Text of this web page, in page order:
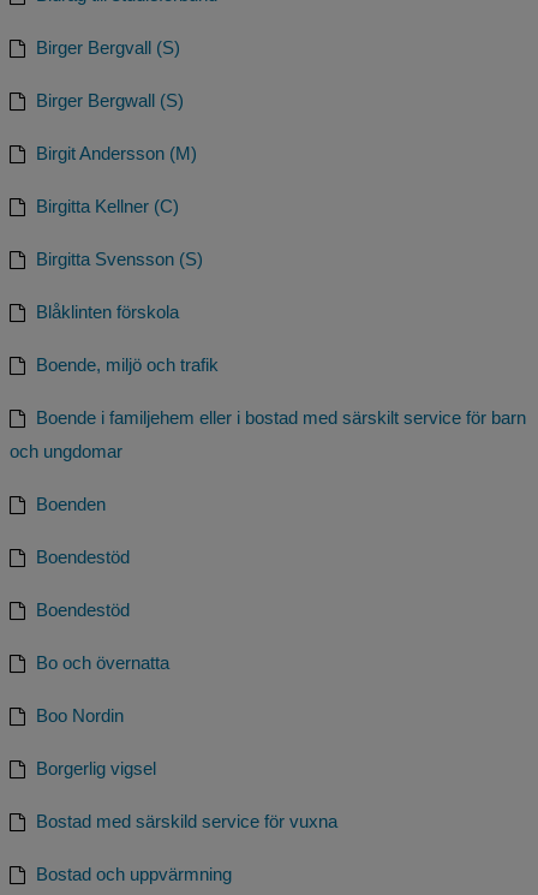
Birger Bergvall (S)
Birger Bergwall (S)
Birgit Andersson (M)
Birgitta Kellner (C)
Birgitta Svensson (S)
Blåklinten förskola
Boende, miljö och trafik
Boende i familjehem eller i bostad med särskilt service för barn
och ungdomar
Boenden
Boendestöd
Boendestöd
Bo och övernatta
Boo Nordin
Borgerlig vigsel
Bostad med särskild service för vuxna
Bostad och uppvärmning